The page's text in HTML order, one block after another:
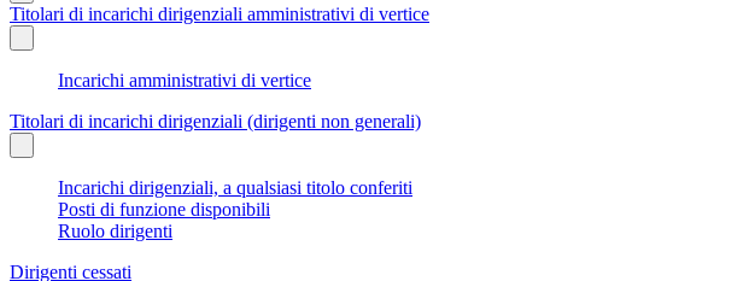
Titolari di incarichi dirigenziali amministrativi di vertice
Incarichi amministrativi di vertice
Titolari di incarichi dirigenziali (dirigenti non generali)
Incarichi dirigenziali, a qualsiasi titolo conferiti
Posti di funzione disponibili
Ruolo dirigenti
Dirigenti cessati